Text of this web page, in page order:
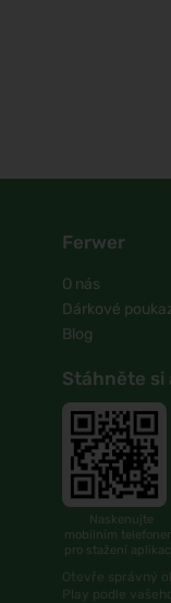
Ferwer
O nás
Dárkové
Blog
Stáhněte si
Naskenujte
mobilním
pro stažení
Otevře správný
Play podle